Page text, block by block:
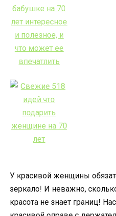
У красивой женщины
зеркало! И неважно,
красота не знает границ!